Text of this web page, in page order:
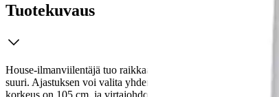
Tuotekuvaus
House-ilmanviilentäjä tuo raikkaan ja miellyttävän ilmavirran
suuri. Ajastuksen voi valita yhden ja kahdeksan tunnin välillä.
korkeus on 105 cm, ja virtajohdon pituus 1,5 metriä. Teho 35 W.